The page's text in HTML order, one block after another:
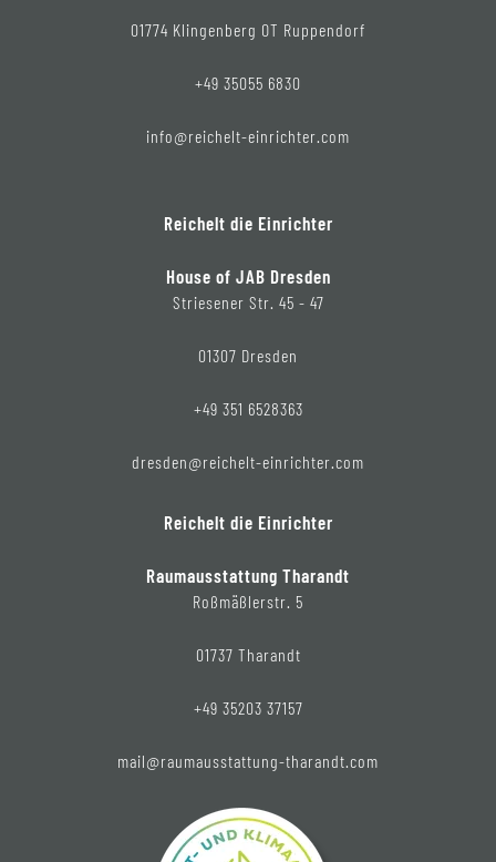
01774 Klingenberg OT Ruppendorf
+49 35055 6830
info@reichelt-einrichter.com
Reichelt die Einrichter
House of JAB Dresden
Striesener Str. 45 - 47
01307 Dresden
+49 351 6528363
dresden@reichelt-einrichter.com
Reichelt die Einrichter
Raumausstattung Tharandt
Roßmäßlerstr. 5
01737 Tharandt
+49 35203 37157
mail@raumausstattung-tharandt.com